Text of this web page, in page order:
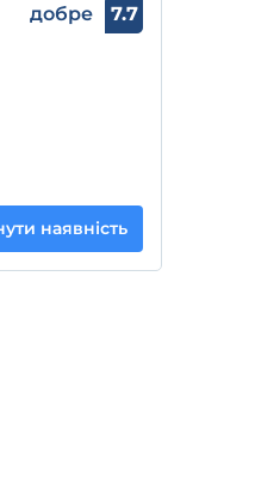
добре 7.7
наявність